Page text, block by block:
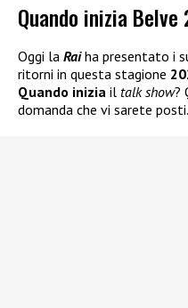
Quando inizia Belve
Oggi la Raiha presentato i
ritorni in questa stagione
Quando inizia il talk show?
domanda che vi sarete posti.